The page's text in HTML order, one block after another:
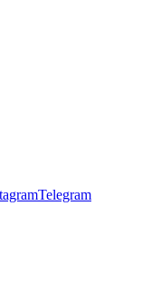
Telegram